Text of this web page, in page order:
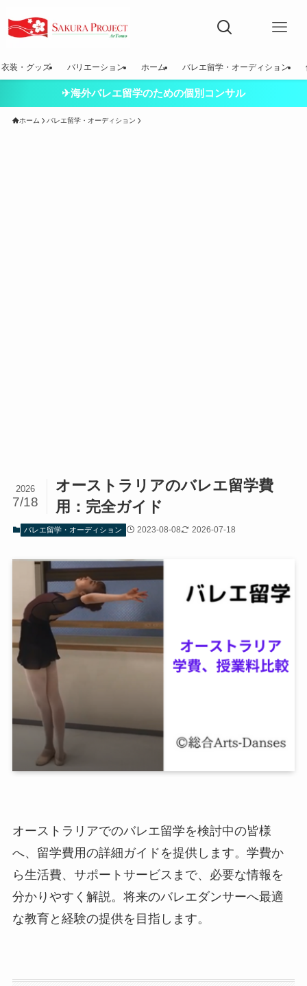
衣装・グッズ バリエーション ホーム バレエ留学・オーディション
✈海外バレエ留学のための個別コンサル
ホーム バレエ留学・オーディション
オーストラリアのバレエ留学費
用：完全ガイド
2026
7/18
バレエ留学・オーディション 2023-08-08 2026-07-18
オーストラリアでのバレエ留学を検討中の皆様
へ、留学費用の詳細ガイドを提供します。学費か
ら生活費、サポートサービスまで、必要な情報を
分かりやすく解説。将来のバレエダンサーへ最適
な教育と経験の提供を目指します。